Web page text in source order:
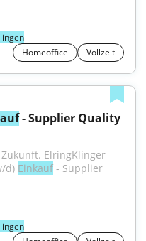
Homeoffice
Vollzeit
- Supplier Quality
ElringKlinger
d) Einkauf - Supplier